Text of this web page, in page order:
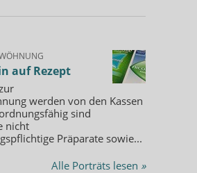
auf Rezept
werden von den Kassen
sind
nicht
Präparate sowie...
Alle Porträts lesen »